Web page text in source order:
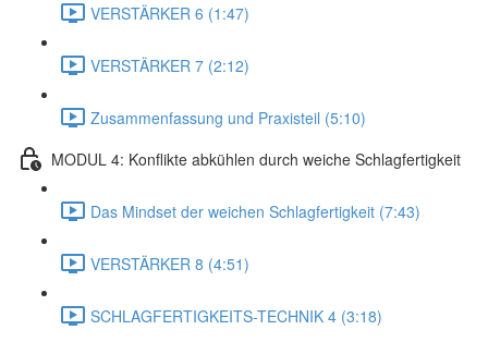
VERSTÄRKER 6 (1:47)
VERSTÄRKER 7 (2:12)
Zusammenfassung und Praxisteil (5:10)
MODUL 4: Konflikte abkühlen durch weiche Schlagfertigkeit
Das Mindset der weichen Schlagfertigkeit (7:43)
VERSTÄRKER 8 (4:51)
SCHLAGFERTIGKEITS-TECHNIK 4 (3:18)